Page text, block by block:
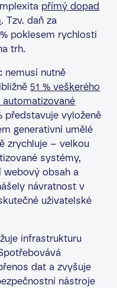
přímý dopad
. Tzv. daň za
poklesem rychlosti
trh.
nemusí nutně
51 % veškerého
představuje vyloženě
generativní umělé
zrychluje – velkou
systémy,
webový obsah a
návratnost v
uživatelské
infrastrukturu
dat a zvyšuje
nástroje